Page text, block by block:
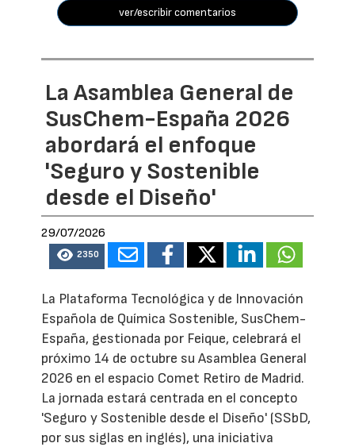
ver/escribir comentarios
La Asamblea General de
SusChem-España 2026
abordará el enfoque
'Seguro y Sostenible
desde el Diseño'
29/07/2026
2350
La Plataforma Tecnológica y de Innovación
Española de Química Sostenible, SusChem-
España, gestionada por Feique, celebrará el
próximo 14 de octubre su Asamblea General
2026 en el espacio Comet Retiro de Madrid.
La jornada estará centrada en el concepto
'Seguro y Sostenible desde el Diseño' (SSbD,
por sus siglas en inglés), una iniciativa